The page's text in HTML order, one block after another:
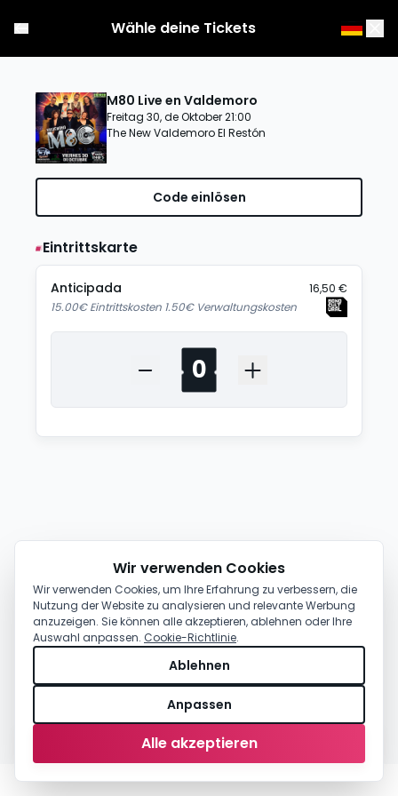
Wähle deine Tickets
M80 Live en Valdemoro
Freitag 30, de Oktober 21:00
The New Valdemoro El Restón
Code einlösen
Eintrittskarte
Anticipada
16,50 €
15.00€ Eintrittskosten 1.50€ Verwaltungskosten
0,00 €-Kaufen
Wir verwenden Cookies
Wir verwenden Cookies, um Ihre Erfahrung zu verbessern, die
Nutzung der Website zu analysieren und relevante Werbung
anzuzeigen. Sie können alle akzeptieren, ablehnen oder Ihre
Auswahl anpassen. Cookie-Richtlinie.
Ablehnen
Anpassen
Alle akzeptieren